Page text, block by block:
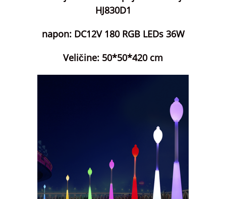
HJ830D1
napon: DC12V 180 RGB LEDs 36W
Veličine: 50*50*420 cm